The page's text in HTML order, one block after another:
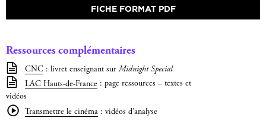
FICHE FORMAT PDF
Ressources complémentaires
CNC : livret enseignant sur Midnight Special
LAC Hauts-de-France : page ressources – textes et
vidéos
Transmettre le cinéma : vidéos d’analyse